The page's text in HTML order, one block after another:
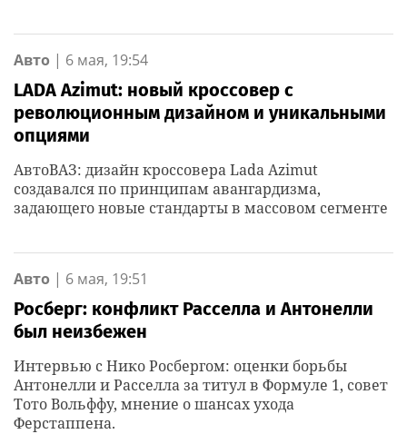
Авто | 6 мая, 19:54
LADA Azimut: новый кроссовер с
революционным дизайном и уникальными
опциями
АвтоВАЗ: дизайн кроссовера Lada Azimut
создавался по принципам авангардизма,
задающего новые стандарты в массовом сегменте
Авто | 6 мая, 19:51
Росберг: конфликт Расселла и Антонелли
был неизбежен
Интервью с Нико Росбергом: оценки борьбы
Антонелли и Расселла за титул в Формуле 1, совет
Тото Вольффу, мнение о шансах ухода
Ферстаппена.